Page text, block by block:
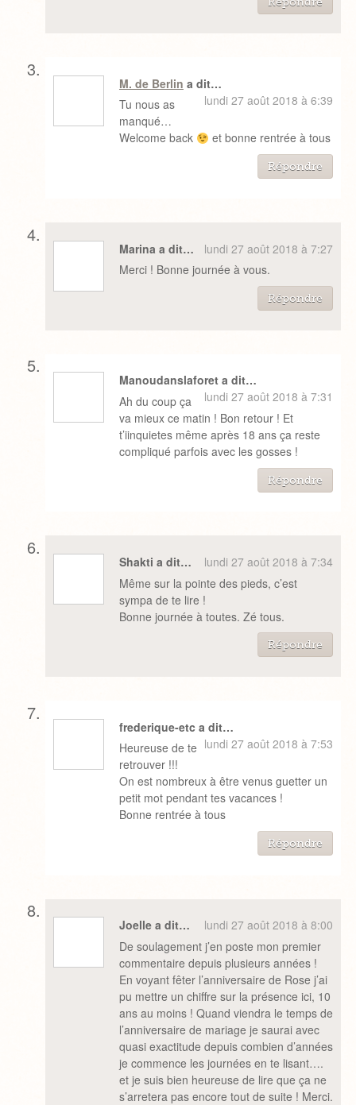
M. de Berlin a dit…
lundi 27 août 2018 à 6:39
Tu nous as
manqué…
Welcome back
et bonne rentrée à tous
Répondre
Marina a dit…
lundi 27 août 2018 à 7:27
Merci ! Bonne journée à vous.
Répondre
Manoudanslaforet a dit…
lundi 27 août 2018 à 7:31
Ah du coup ça
va mieux ce matin ! Bon retour ! Et
t’iinquietes même après 18 ans ça reste
compliqué parfois avec les gosses !
Répondre
Shakti a dit…
lundi 27 août 2018 à 7:34
Même sur la pointe des pieds, c’est
sympa de te lire !
Bonne journée à toutes. Zé tous.
Répondre
frederique-etc a dit…
lundi 27 août 2018 à 7:53
Heureuse de te
retrouver !!!
On est nombreux à être venus guetter un
petit mot pendant tes vacances !
Bonne rentrée à tous
Répondre
Joelle a dit…
lundi 27 août 2018 à 8:00
De soulagement j’en poste mon premier
commentaire depuis plusieurs années !
En voyant fêter l’anniversaire de Rose j’ai
pu mettre un chiffre sur la présence ici, 10
ans au moins ! Quand viendra le temps de
l’anniversaire de mariage je saurai avec
quasi exactitude depuis combien d’années
je commence les journées en te lisant….
et je suis bien heureuse de lire que ça ne
s’arretera pas encore tout de suite ! Merci.